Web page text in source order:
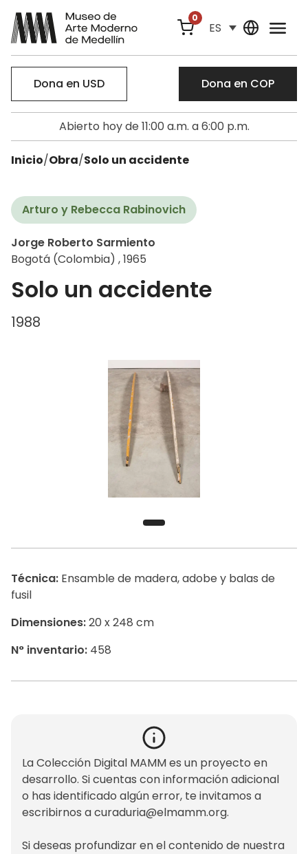
0
ES
Dona en USD Dona en COP
Abierto hoy de 11:00 a.m. a 6:00 p.m.
Inicio/Obra/Solo un accidente
Arturo y Rebecca Rabinovich
Jorge Roberto Sarmiento
Bogotá (Colombia) , 1965
Solo un accidente
1988
Técnica: Ensamble de madera, adobe y balas de
fusil
Dimensiones:20 x 248 cm
N° inventario: 458
La Colección Digital MAMM es un proyecto en
desarrollo. Si cuentas con información adicional
o has identificado algún error, te invitamos a
escribirnos acuraduria@elmamm.org.
Si deseas profundizar en el contenido de nuestra